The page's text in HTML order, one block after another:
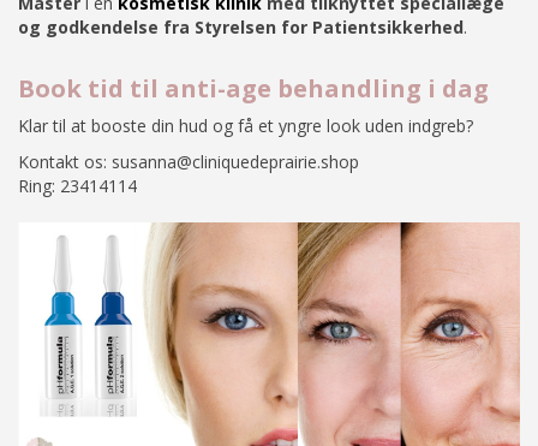
og godkendelse fra Styrelsen for Patientsikkerhed.
Book tid til anti-age behandling i dag
Klar til at booste din hud og få et yngre look uden indgreb?
Kontakt os: susanna@cliniquedeprairie.shop
Ring: 23414114